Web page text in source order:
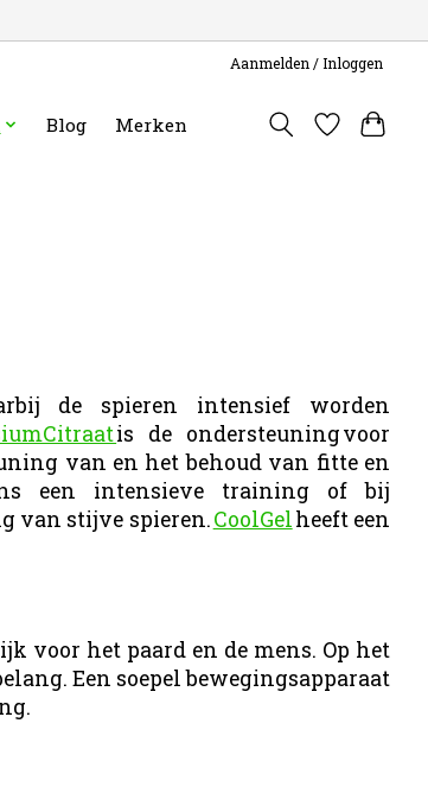
Aanmelden / Inloggen
Blog Merken
de spieren intensief worden
is de ondersteuning voor
van en het behoud van fitte en
een intensieve training of bij
van stijve spieren.CoolGelheeft een
voor het paard en de mens. Op het
Een soepel bewegingsapparaat